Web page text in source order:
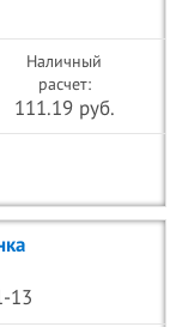
Наличный
расчет:
111.19 руб.
13